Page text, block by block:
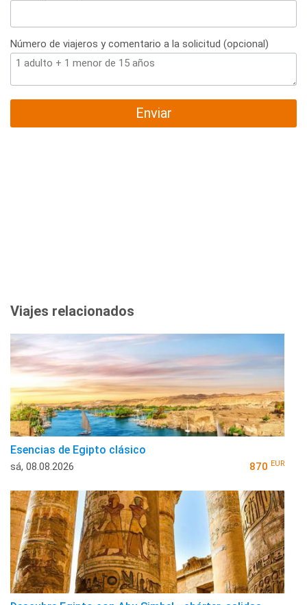
Número de viajeros y comentario a la solicitud (opcional)
Enviar
Viajes relacionados
Esencias de Egipto clásico
sá, 08.08.2026 870 EUR